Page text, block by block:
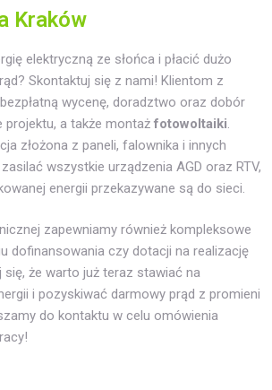
Kraków
elektryczną ze słońca i płacić dużo
Skontaktuj się z nami! Klientom z
wycenę, doradztwo oraz dobór
projektu, a także montaż fotowoltaiki
złożona z paneli, falownika i innych
wszystkie urządzenia AGD oraz RTV,
energii przekazywane są do sieci.
zapewniamy również kompleksowe
dofinansowania czy dotacji na realizację
się, że warto już teraz stawiać na
i pozyskiwać darmowy prąd z promieni
do kontaktu w celu omówienia